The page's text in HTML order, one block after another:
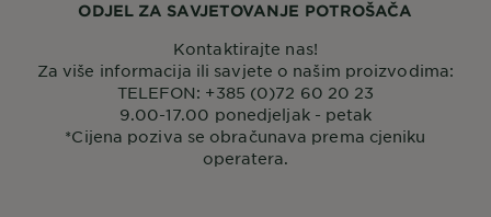
ODJEL ZA SAVJETOVANJE POTROŠAČA
Kontaktirajte nas!
Za više informacija ili savjete o našim proizvodima:
TELEFON: +385 (0)72 60 20 23
9.00-17.00 ponedjeljak - petak
*Cijena poziva se obračunava prema cjeniku
operatera.